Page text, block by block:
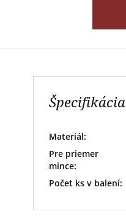
Špecifikácia
Materiál:
Pre priemer
mince:
Počet ks v balení: